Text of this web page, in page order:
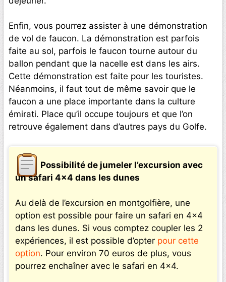
Enfin, vous pourrez assister à une démonstration
de vol de faucon. La démonstration est parfois
faite au sol, parfois le faucon tourne autour du
ballon pendant que la nacelle est dans les airs.
Cette démonstration est faite pour les touristes.
Néanmoins, il faut tout de même savoir que le
faucon a une place importante dans la culture
émirati. Place qu’il occupe toujours et que l’on
retrouve également dans d’autres pays du Golfe.
Possibilité de jumeler l’excursion avec
un safari 4×4 dans les dunes
Au delà de l’excursion en montgolfière, une
option est possible pour faire un safari en 4×4
dans les dunes. Si vous comptez coupler les 2
expériences, il est possible d’opter pour cette
option. Pour environ 70 euros de plus, vous
pourrez enchaîner avec le safari en 4×4.